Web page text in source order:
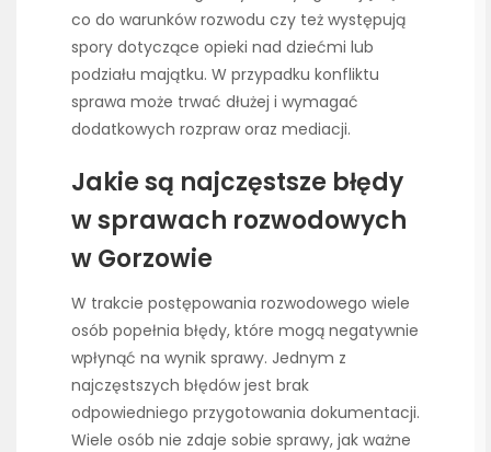
co do warunków rozwodu czy też występują
spory dotyczące opieki nad dziećmi lub
podziału majątku. W przypadku konfliktu
sprawa może trwać dłużej i wymagać
dodatkowych rozpraw oraz mediacji.
Jakie są najczęstsze błędy
w sprawach rozwodowych
w Gorzowie
W trakcie postępowania rozwodowego wiele
osób popełnia błędy, które mogą negatywnie
wpłynąć na wynik sprawy. Jednym z
najczęstszych błędów jest brak
odpowiedniego przygotowania dokumentacji.
Wiele osób nie zdaje sobie sprawy, jak ważne